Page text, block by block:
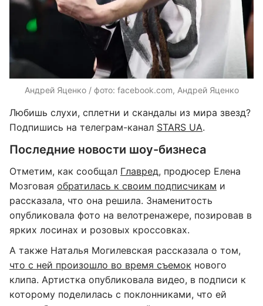
Андрей Яценко / фото: facebook.com, Андрей Яценко
Любишь слухи, сплетни и скандалы из мира звезд?
Подпишись на телеграм-канал STARS UA.
Последние новости шоу-бизнеса
Отметим, как сообщал Главред, продюсер Елена
Мозговая обратилась к своим подписчикам и
рассказала, что она решила. Знаменитость
опубликовала фото на велотренажере, позировав в
ярких лосинах и розовых кроссовках.
А также Наталья Могилевская рассказала о том,
что с ней произошло во время съемок нового
клипа. Артистка опубликовала видео, в подписи к
которому поделилась с поклонниками, что ей